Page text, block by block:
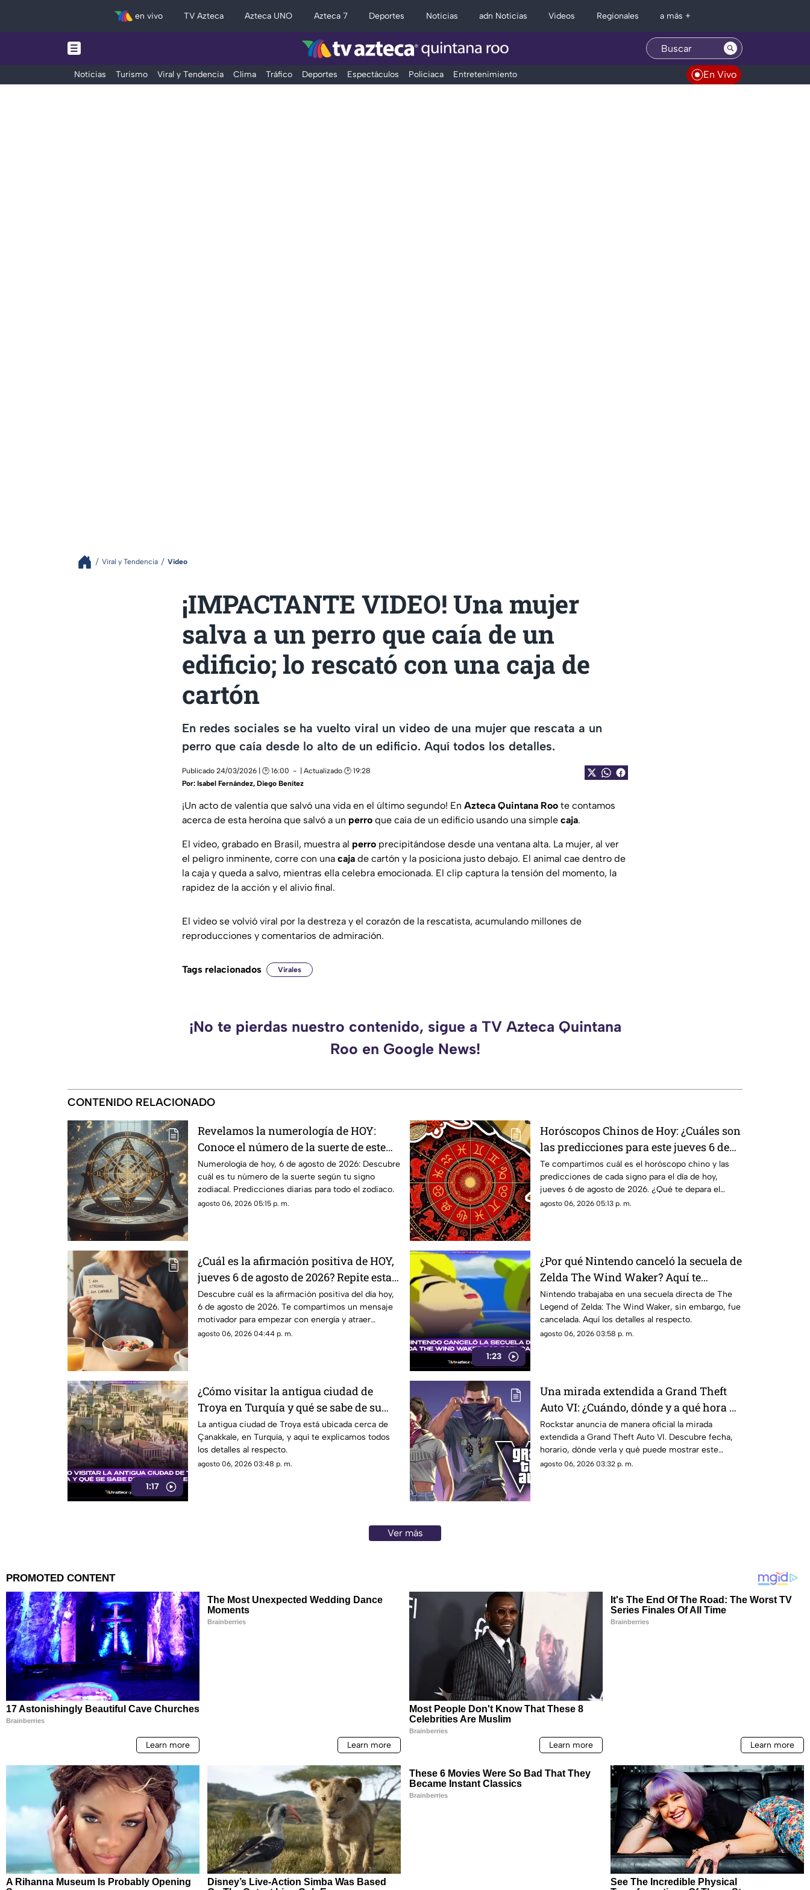
en vivo TV Azteca Azteca UNO Azteca 7 Deportes Noticias adn Noticias Videos Regionales a más +
Noticias Turismo Viral y Tendencia Clima Tráfico Deportes Espectáculos Policiaca Entretenimiento En Vivo
Viral y Tendencia Video
¡IMPACTANTE VIDEO! Una mujer
salva a un perro que caía de un
edificio; lo rescató con una caja de
cartón
En redes sociales se ha vuelto viral un video de una mujer que rescata a un
perro que caía desde lo alto de un edificio. Aquí todos los detalles.
Publicado 24/03/2026 | 🕑 16:00
| Actualizado 🕑 19:28
Por: Isabel Fernández, Diego Benítez
¡Un acto de valentía que salvó una vida en el último segundo! En Azteca Quintana Roo te contamos
acerca de esta heroína que salvó a un perro que caía de un edificio usando una simple caja.
El video, grabado en Brasil, muestra al perro precipitándose desde una ventana alta. La mujer, al ver
el peligro inminente, corre con una caja de cartón y la posiciona justo debajo. El animal cae dentro de
la caja y queda a salvo, mientras ella celebra emocionada. El clip captura la tensión del momento, la
rapidez de la acción y el alivio final.
El video se volvió viral por la destreza y el corazón de la rescatista, acumulando millones de
reproducciones y comentarios de admiración.
Tags relacionados Virales
¡No te pierdas nuestro contenido, sigue a TV Azteca Quintana
Roo en Google News!
CONTENIDO RELACIONADO
Revelamos la numerología de HOY:
Conoce el número de la suerte de este
jueves 6 de agosto de 2026, para cada
signo del zodiaco
Numerología de hoy, 6 de agosto de 2026: Descubre
cuál es tu número de la suerte según tu signo
zodiacal. Predicciones diarias para todo el zodiaco.
agosto 06, 2026 05:15 p. m.
Horóscopos Chinos de Hoy: ¿Cuáles son
las predicciones para este jueves 6 de
agosto de 2026?
Te compartimos cuál es el horóscopo chino y las
predicciones de cada signo para el día de hoy,
jueves 6 de agosto de 2026. ¿Qué te depara el
destino?
agosto 06, 2026 05:13 p. m.
¿Cuál es la afirmación positiva de HOY,
jueves 6 de agosto de 2026? Repite estas
palabras y llena tu día de energía
Descubre cuál es la afirmación positiva del día hoy,
6 de agosto de 2026. Te compartimos un mensaje
motivador para empezar con energía y atraer
abundancia.
agosto 06, 2026 04:44 p. m.
1:23
¿Por qué Nintendo canceló la secuela de
Zelda The Wind Waker? Aquí te
explicamos la razón
Nintendo trabajaba en una secuela directa de The
Legend of Zelda: The Wind Waker, sin embargo, fue
cancelada. Aquí los detalles al respecto.
agosto 06, 2026 03:58 p. m.
1:17
¿Cómo visitar la antigua ciudad de
Troya en Turquía y qué se sabe de su
origen legendario?
La antigua ciudad de Troya está ubicada cerca de
Çanakkale, en Turquía, y aquí te explicamos todos
los detalles al respecto.
agosto 06, 2026 03:48 p. m.
Una mirada extendida a Grand Theft
Auto VI: ¿Cuándo, dónde y a qué hora de
México se estrena este adelanto de GTA?
Rockstar anuncia de manera oficial la mirada
extendida a Grand Theft Auto VI. Descubre fecha,
horario, dónde verla y qué puede mostrar este
nuevo avance.
agosto 06, 2026 03:32 p. m.
Ver más